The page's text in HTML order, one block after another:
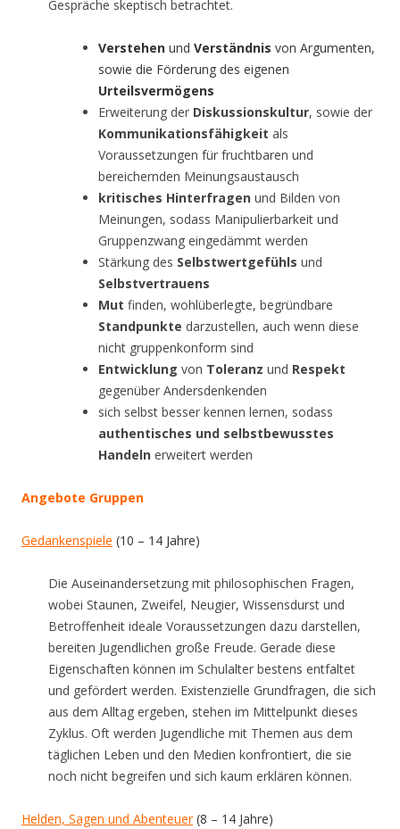
Gespräche skeptisch betrachtet.
Verstehen und Verständnis von Argumenten,
sowie die Förderung des eigenen
Urteilsvermögens
Erweiterung der Diskussionskultur, sowie der
Kommunikationsfähigkeit als
Voraussetzungen für fruchtbaren und
bereichernden Meinungsaustausch
kritisches Hinterfragen und Bilden von
Meinungen, sodass Manipulierbarkeit und
Gruppenzwang eingedämmt werden
Stärkung des Selbstwertgefühls und
Selbstvertrauens
Mut finden, wohlüberlegte, begründbare
Standpunkte darzustellen, auch wenn diese
nicht gruppenkonform sind
Entwicklung von Toleranz und Respekt
gegenüber Andersdenkenden
sich selbst besser kennen lernen, sodass
authentisches und selbstbewusstes
Handeln erweitert werden
Angebote Gruppen
Gedankenspiele (10 – 14 Jahre)
Die Auseinandersetzung mit philosophischen Fragen,
wobei Staunen, Zweifel, Neugier, Wissensdurst und
Betroffenheit ideale Voraussetzungen dazu darstellen,
bereiten Jugendlichen große Freude. Gerade diese
Eigenschaften können im Schulalter bestens entfaltet
und gefördert werden. Existenzielle Grundfragen, die sich
aus dem Alltag ergeben, stehen im Mittelpunkt dieses
Zyklus. Oft werden Jugendliche mit Themen aus dem
täglichen Leben und den Medien konfrontiert, die sie
noch nicht begreifen und sich kaum erklären können.
Helden, Sagen und Abenteuer(8 – 14 Jahre)